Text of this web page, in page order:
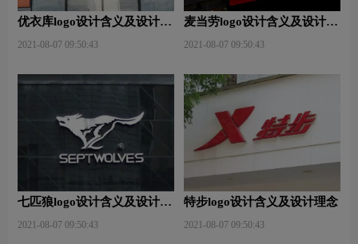
优衣库logo设计含义及设计理
2021-08-07 09:50:43
麦当劳logo设计含义及设计理
2021-08-07 09:50:43
七匹狼logo设计含义及设计理
2021-08-07 09:50:43
特步logo设计含义及设计理念
2021-08-07 09:50:43